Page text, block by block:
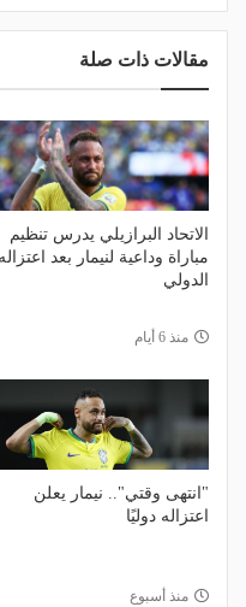
مقالات ذات صلة
الاتحاد البرازيلي يدرس تنظيم
مباراة وداعية لنيمار بعد اعتزاله
الدولي
منذ 6 أيام
"انتهى وقتي".. نيمار يعلن
اعتزاله دوليًا
منذ أسبوع